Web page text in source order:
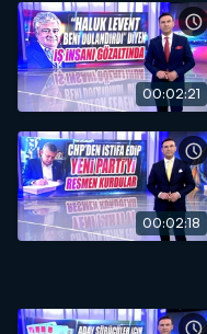
00:02:21
00:02:18